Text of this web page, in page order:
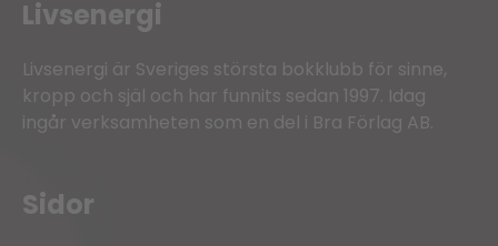
Livsenergi
Livsenergi är Sveriges största bokklubb för sinne,
kropp och själ och har funnits sedan 1997. Idag
ingår verksamheten som en del i Bra Förlag AB.
Sidor